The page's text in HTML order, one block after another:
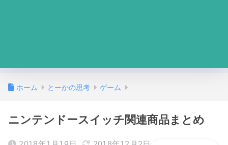
ホーム とーかの思考 ゲーム
ニンテンドースイッチ関連商品まとめ